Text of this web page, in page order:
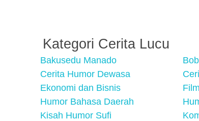
Kategori Cerita Lucu
Bakusedu Manado
Cerita Humor Dewasa
Ekonomi dan Bisnis
Humor Bahasa Daerah
Kisah Humor Sufi